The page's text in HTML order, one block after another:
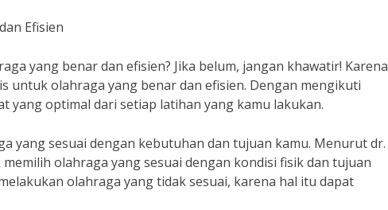
Efisien
yang benar dan efisien? Jika belum, jangan khawatir! Karena
untuk olahraga yang benar dan efisien. Dengan mengikuti
yang optimal dari setiap latihan yang kamu lakukan.
yang sesuai dengan kebutuhan dan tujuan kamu. Menurut dr.
olahraga yang sesuai dengan kondisi fisik dan tujuan
olahraga yang tidak sesuai, karena hal itu dapat